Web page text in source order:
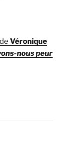
Véronique
nous peur